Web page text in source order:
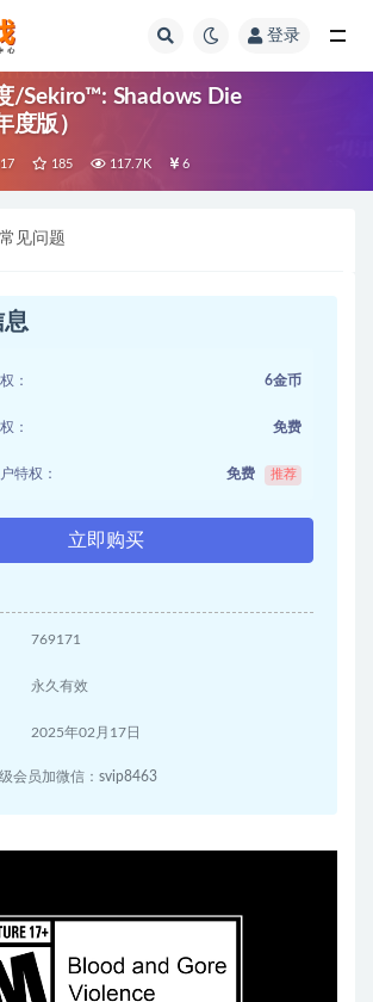
登录
/Sekiro™: Shadows Die
度版）
185 117.7K 6
常见问题
息
： 6金币
： 免费
特权： 免费 推荐
立即购买
769171
永久有效
2025年02月17日
会员加微信：svip8463